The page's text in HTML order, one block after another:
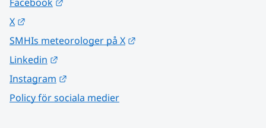
X
SMHIs meteorologer på X
Linkedin
Instagram
Policy för sociala medier